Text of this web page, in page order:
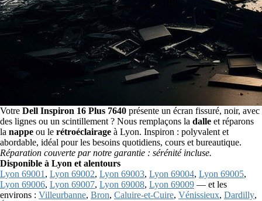
Votre Dell Inspiron 16 Plus 7640 présente un écran fissuré, noir, avec
des lignes ou un scintillement ? Nous remplaçons la dalle et réparons
la nappe ou le rétroéclairage à Lyon. Inspiron : polyvalent et
abordable, idéal pour les besoins quotidiens, cours et bureautique.
Réparation couverte par notre garantie : sérénité incluse.
Disponible à Lyon et alentours
Lyon 69001 , Lyon 69002, Lyon 69003, Lyon 69004, Lyon 69005,
Lyon 69006, Lyon 69007, Lyon 69008, Lyon 69009 — et les
environs : Villeurbanne, Bron, Caluire-et-Cuire, Vénissieux, Dardilly,